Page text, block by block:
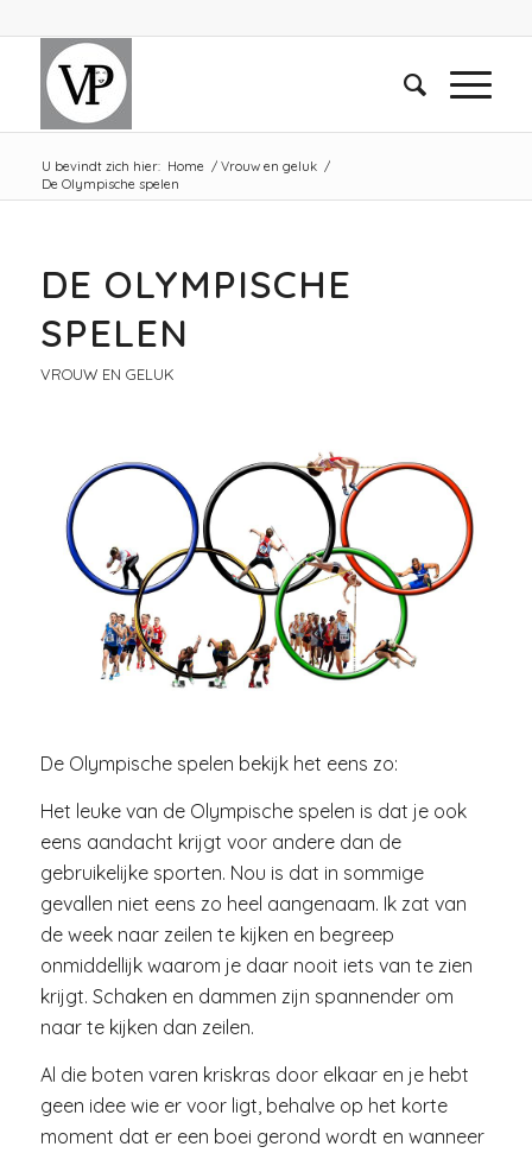
U bevindt zich hier: Home / Vrouw en geluk /
De Olympische spelen
DE OLYMPISCHE
SPELEN
VROUW EN GELUK
De Olympische spelen bekijk het eens zo:
Het leuke van de Olympische spelen is dat je ook
eens aandacht krijgt voor andere dan de
gebruikelijke sporten. Nou is dat in sommige
gevallen niet eens zo heel aangenaam. Ik zat van
de week naar zeilen te kijken en begreep
onmiddellijk waarom je daar nooit iets van te zien
krijgt. Schaken en dammen zijn spannender om
naar te kijken dan zeilen.
Al die boten varen kriskras door elkaar en je hebt
geen idee wie er voor ligt, behalve op het korte
moment dat er een boei gerond wordt en wanneer